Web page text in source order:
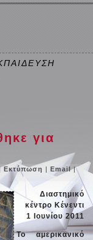
για
Εκτύπωση |Email|
Διαστημικό
κέντρο Κένεντι
1 Ιουνίου 2011
To αμερικανικό